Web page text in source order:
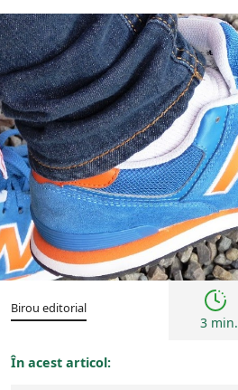
Birou editorial
3 min.
În acest articol: